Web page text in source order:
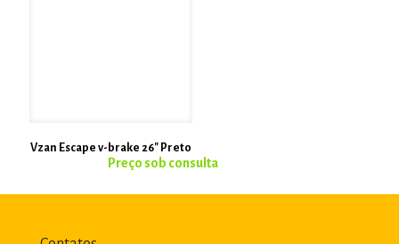
Vzan Escape v-brake 26″ Preto